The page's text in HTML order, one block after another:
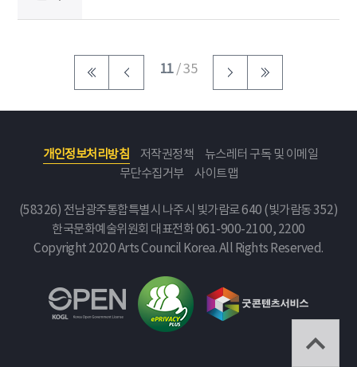
11/ 35
개인정보처리방침 저작권정책
뉴스레터 구독 및 이메일
무단수집거부
사이트맵
(58326) 전남광주통합특별시 나주시 빛가람로 640 (빛가람동 352)
한국문화예술위원회 대표전화 061-900-2100, 2200
Copyright 2020 Arts Council Korea. All Rights Reserved.